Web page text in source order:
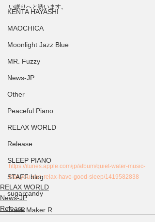
KENTA HAYASHI
MAOCHICA
Moonlight Jazz Blue
MR. Fuzzy
News-JP
Other
Peaceful Piano
RELAX WORLD
Release
SLEEP PIANO
STAFF blog
sugarcandy
Track Maker R
い眠りへと誘います。
https://itunes.apple.com/jp/album/quiet-water-music-
that-you-can-relax-have-good-sleep/1419582838
RELAX WORLD
News-JP
Release